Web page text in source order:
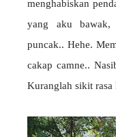
menghabiskan
yang aku bawak,
puncak.. Hehe.
cakap camne..
Kuranglah sikit rasa